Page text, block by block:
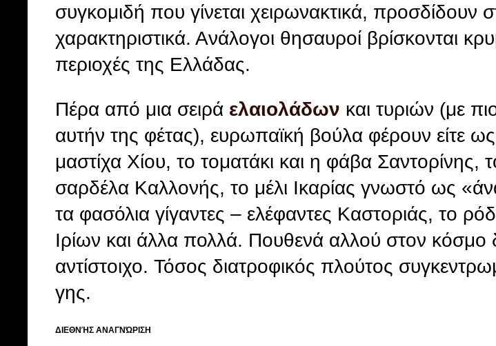
συγκομιδή που γίνεται χειρωνακτικά, προσδίδουν
χαρακτηριστικά. Ανάλογοι θησαυροί βρίσκονται
περιοχές της Ελλάδας.
Πέρα από μια σειρά ελαιολάδων και τυριών (με
αυτήν της φέτας), ευρωπαϊκή βούλα φέρουν είτε
μαστίχα Χίου, το τοματάκι και η φάβα Σαντορίνης,
σαρδέλα Καλλονής, το μέλι Ικαρίας γνωστό ως
τα φασόλια γίγαντες – ελέφαντες Καστοριάς, το
Ιρίων και άλλα πολλά. Πουθενά αλλού στον κόσμο
αντίστοιχο. Τόσος διατροφικός πλούτος
γης.
ΔΙΕΘΝΉΣ ΑΝΑΓΝΏΡΙΣΗ